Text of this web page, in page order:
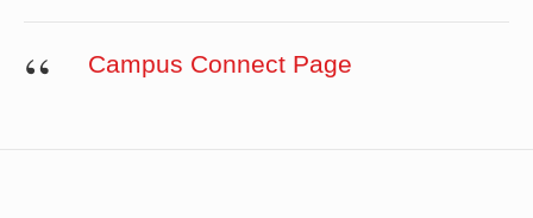
Campus Connect Page